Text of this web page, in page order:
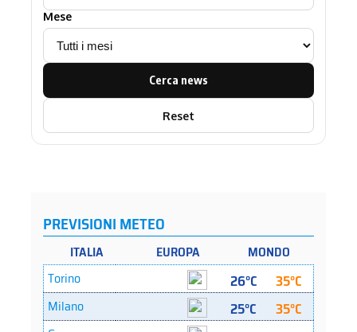
Mese
Cerca news
Reset